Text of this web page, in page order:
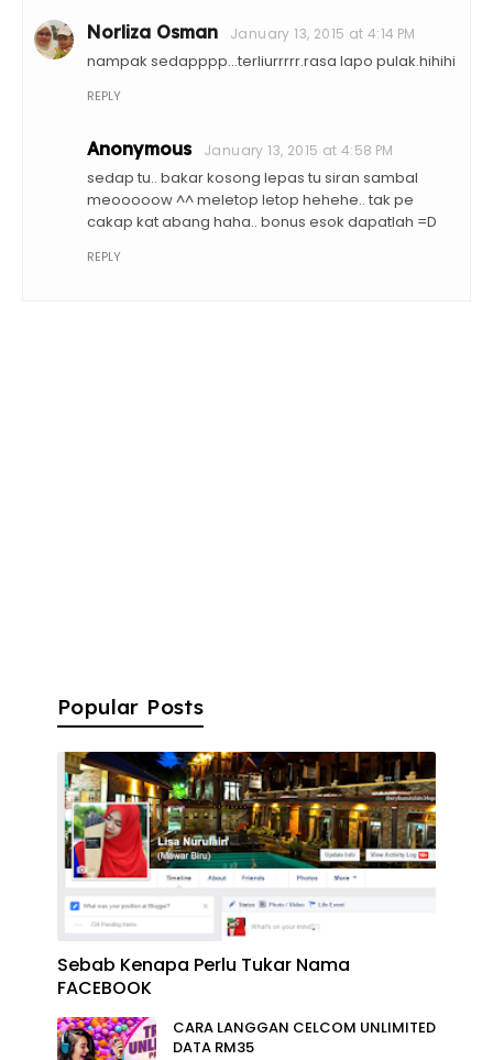
Norliza Osman January 13, 2015 at 4:14 PM
nampak sedapppp...terliurrrrr.rasa lapo pulak.hihihi
REPLY
Anonymous January 13, 2015 at 4:58 PM
sedap tu.. bakar kosong lepas tu siran sambal
meooooow ^^ meletop letop hehehe.. tak pe
cakap kat abang haha.. bonus esok dapatlah =D
REPLY
Popular Posts
Sebab Kenapa Perlu Tukar Nama
FACEBOOK
CARA LANGGAN CELCOM UNLIMITED
DATA RM35